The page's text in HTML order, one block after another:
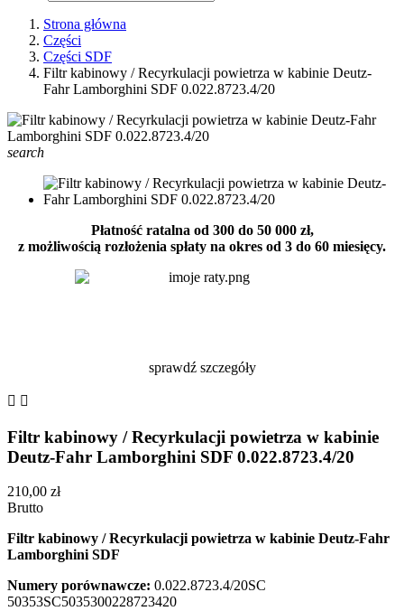
Strona główna
Części
Części SDF
Filtr kabinowy / Recyrkulacji powietrza w kabinie Deutz-
Fahr Lamborghini SDF 0.022.8723.4/20
search
Płatność ratalna od 300 do 50 000 zł,
z możliwością rozłożenia spłaty na okres od 3 do 60 miesięcy.
sprawdź szczegóły
 
Filtr kabinowy / Recyrkulacji powietrza w kabinie
Deutz-Fahr Lamborghini SDF 0.022.8723.4/20
210,00 zł
Brutto
Filtr kabinowy / Recyrkulacji powietrza w kabinie Deutz-Fahr
LamborghiniSDF
Numery porównawcze: 0.022.8723.4/20SC
50353SC5035300228723420